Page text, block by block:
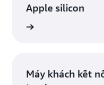
Apple silicon
Máy khách kết